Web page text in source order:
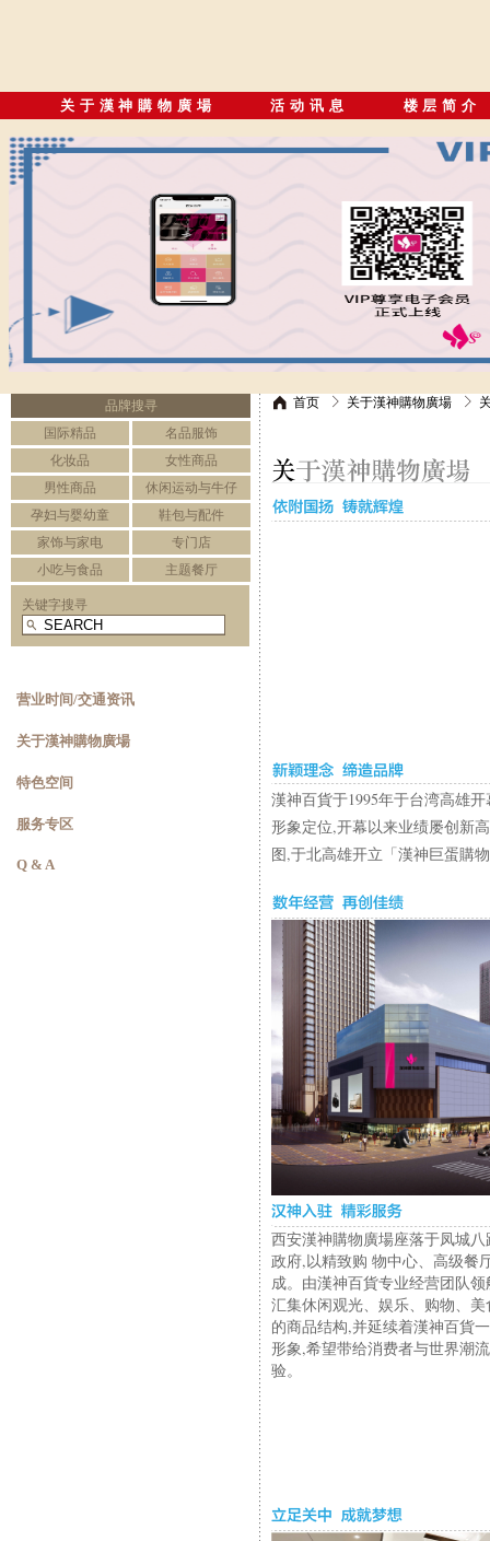
关于漢神購物廣場 活动讯息 楼层简介
品牌搜寻
国际精品
名品服饰
化妆品
女性商品
男性商品
休闲运动与牛仔
孕妇与婴幼童
鞋包与配件
家饰与家电
专门店
小吃与食品
主题餐厅
关键字搜寻
营业时间/交通资讯
关于漢神購物廣場
特色空间
服务专区
Q & A
首页 关于漢神購物廣場
漢神百貨于1995年于台湾高雄
形象定位,开幕以来业绩屡创新
图,于北高雄开立「漢神巨蛋購
西安漢神購物廣場座落于凤城
政府,以精致购 物中心、高级餐
成。由漢神百貨专业经营团队
汇集休闲观光、娱乐、购物、
的商品结构,并延续着漢神百貨
形象,希望带给消费者与世界潮
验。